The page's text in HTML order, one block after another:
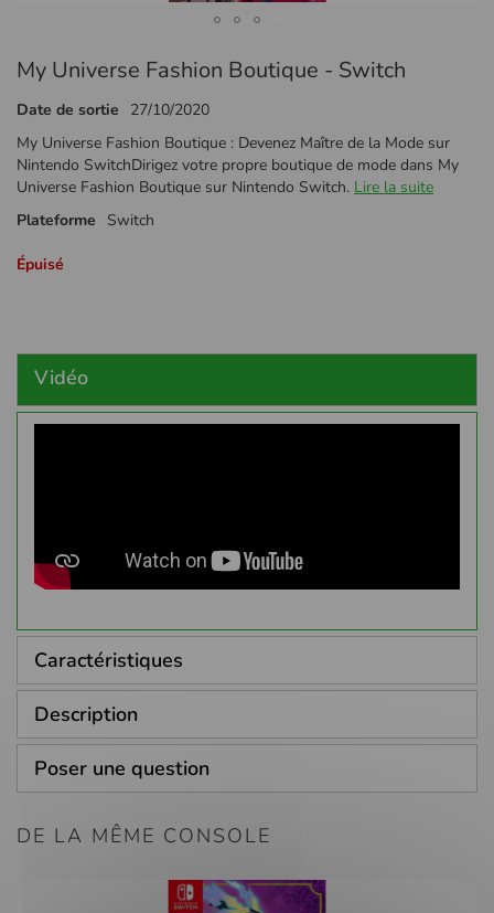
au
de
la
Galerie
d’images
My Universe Fashion Boutique - Switch
Date de sortie
27/10/2020
My Universe Fashion Boutique : Devenez Maître de la Mode sur
Nintendo SwitchDirigez votre propre boutique de mode dans My
Universe Fashion Boutique sur Nintendo Switch. Lire la suite
Plateforme
Switch
Épuisé
Vidéo
Caractéristiques
Description
Poser une question
DE LA MÊME CONSOLE